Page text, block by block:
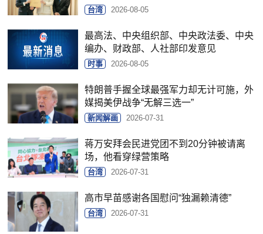
台湾 2026-08-05
最高法、中央组织部、中央政法委、中央
编办、财政部、人社部印发意见
时事 2026-08-05
特朗普手握全球最强军力却无计可施，外
媒揭美伊战争“无解三选一”
新闻解画 2026-07-31
蒋万安拜会民进党团不到20分钟被请离
场，他看穿绿营策略
台湾 2026-07-31
高市早苗感谢各国慰问“独漏赖清德”
台湾 2026-07-31